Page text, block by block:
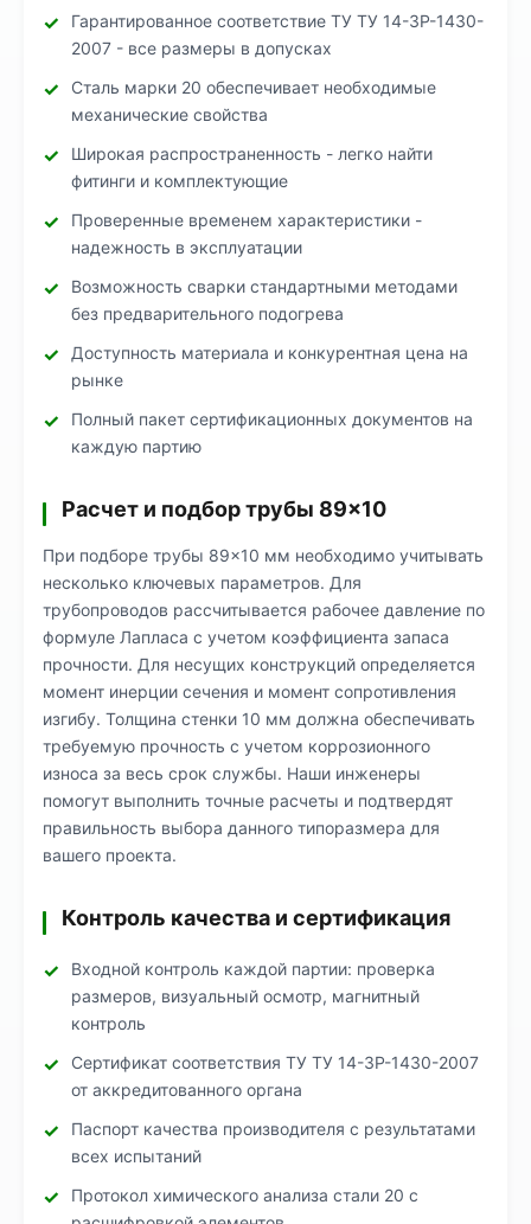
Гарантированное соответствие ТУ ТУ 14-3Р-1430-
2007 - все размеры в допусках
Сталь марки 20 обеспечивает необходимые
механические свойства
Широкая распространенность - легко найти
фитинги и комплектующие
Проверенные временем характеристики -
надежность в эксплуатации
Возможность сварки стандартными методами
без предварительного подогрева
Доступность материала и конкурентная цена на
рынке
Полный пакет сертификационных документов на
каждую партию
Расчет и подбор трубы 89×10
При подборе трубы 89×10 мм необходимо учитывать
несколько ключевых параметров. Для
трубопроводов рассчитывается рабочее давление по
формуле Лапласа с учетом коэффициента запаса
прочности. Для несущих конструкций определяется
момент инерции сечения и момент сопротивления
изгибу. Толщина стенки 10 мм должна обеспечивать
требуемую прочность с учетом коррозионного
износа за весь срок службы. Наши инженеры
помогут выполнить точные расчеты и подтвердят
правильность выбора данного типоразмера для
вашего проекта.
Контроль качества и сертификация
Входной контроль каждой партии: проверка
размеров, визуальный осмотр, магнитный
контроль
Сертификат соответствия ТУ ТУ 14-3Р-1430-2007
от аккредитованного органа
Паспорт качества производителя с результатами
всех испытаний
Протокол химического анализа стали 20 с